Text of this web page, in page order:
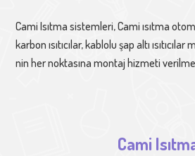
Cami Isıtma sistemleri, Cami ısıtma
karbon ısıtıcılar, kablolu şap altı
nin her noktasına montaj hizmeti
Cami